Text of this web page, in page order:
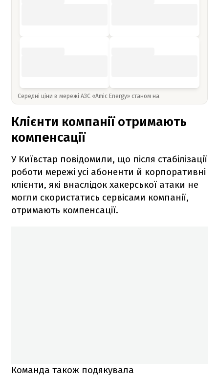
Середні ціни в мережі АЗС «Amic Energy» станом на
Клієнти компанії отримають
компенсації
У Київстар повідомили, що після стабілізації
роботи мережі усі абоненти й корпоративні
клієнти, які внаслідок хакерської атаки не
могли скористатись сервісами компанії,
отримають компенсації.
Команда також подякувала